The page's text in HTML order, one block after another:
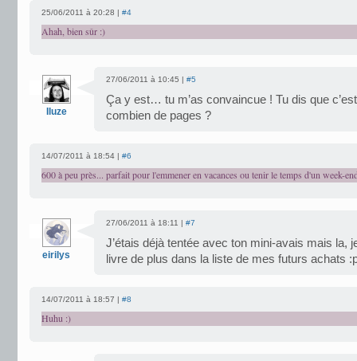
25/06/2011 à 20:28 | #4
Ahah, bien sûr :)
Iluze
27/06/2011 à 10:45 | #5
Ça y est… tu m’as convaincue ! Tu dis que
combien de pages ?
14/07/2011 à 18:54 | #6
600 à peu près... parfait pour l'emmener en vacances ou tenir le temps d'un week-
eirilys
27/06/2011 à 18:11 | #7
J’étais déjà tentée avec ton mini-avais mais la,
livre de plus dans la liste de mes futurs achats
14/07/2011 à 18:57 | #8
Huhu :)